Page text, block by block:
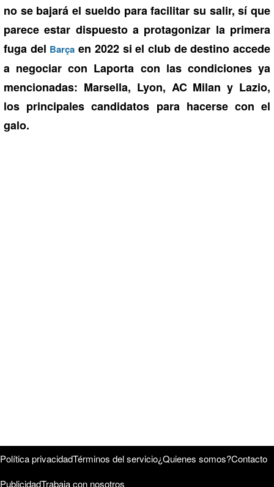
no se bajará el sueldo para facilitar su salir, sí que
parece estar dispuesto a protagonizar la primera
fuga del Barça en 2022 si el club de destino accede
a negociar con Laporta con las condiciones ya
mencionadas: Marsella, Lyon, AC Milan y Lazio,
los principales candidatos para hacerse con el
galo.
Política privacidadTérminos del servicio¿Quienes somos?Contacto
PublicidadTrabaja con nosotros